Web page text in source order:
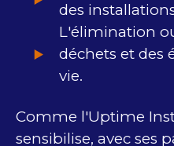
des
L'élimination
déchets et des
vie.
Comme l'Uptime
sensibilise, avec ses